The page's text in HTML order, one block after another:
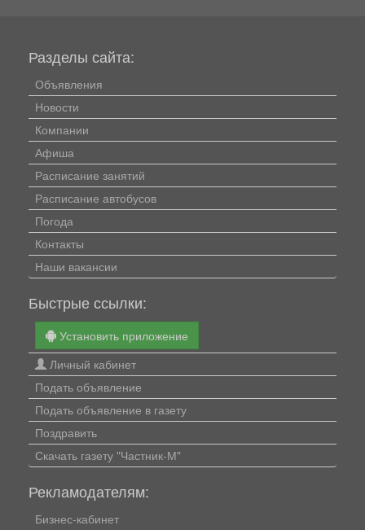
Разделы сайта:
Объявления
Новости
Компании
Афиша
Расписание занятий
Расписание автобусов
Погода
Контакты
Наши вакансии
Быстрые ссылки:
Установить приложение
Личный кабинет
Подать объявление
Подать объявление в газету
Поздравить
Скачать газету "Частник-М"
Рекламодателям:
Бизнес-кабинет